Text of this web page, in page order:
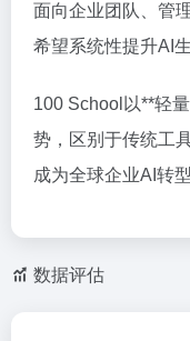
面向企业团队、管
希望系统性提升AI
100 School以**轻
势，区别于传统工
成为全球企业AI转
数据评估